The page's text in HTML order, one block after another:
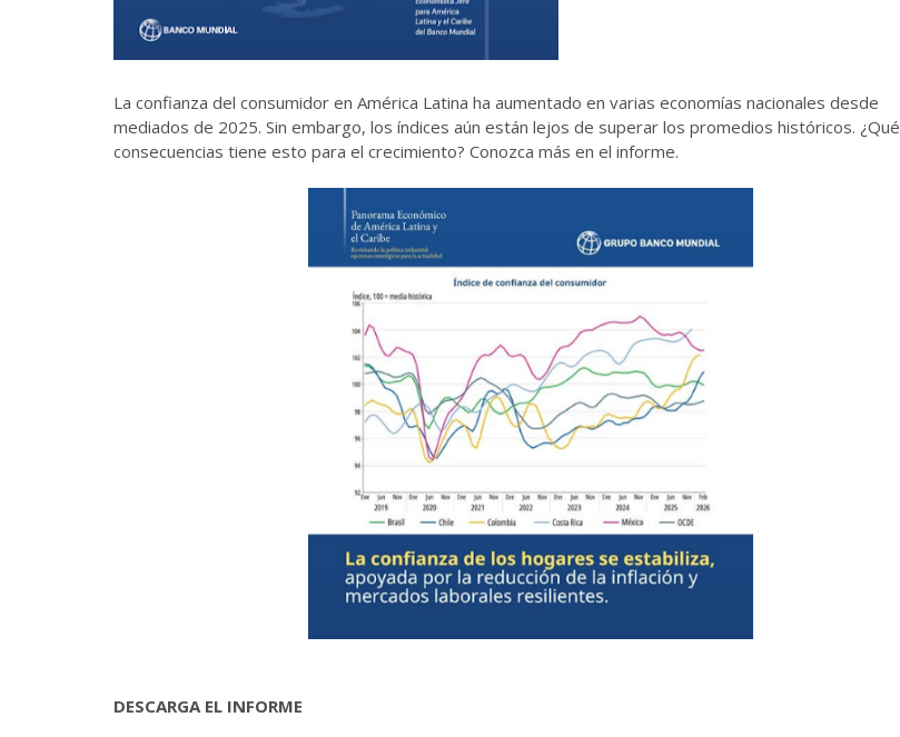
La confianza del consumidor en América Latina ha aumentado en varias economías nacionales desde
mediados de 2025. Sin embargo, los índices aún están lejos de superar los promedios históricos. ¿Qué
consecuencias tiene esto para el crecimiento? Conozca más en el informe.
DESCARGA EL INFORME